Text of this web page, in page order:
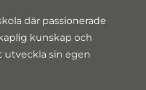
där passionerade
kunskap och
utveckla sin egen